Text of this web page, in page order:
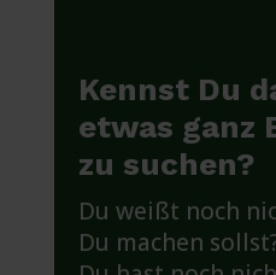
Kennst Du
etwas ganz
zu suchen?
Du weißt noch
Du machen